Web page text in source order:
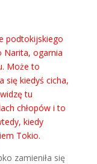
podtokijskiego
Narita, ogarnia
Może to
się kiedyś cicha,
tu
chłopów i to
kiedy
Tokio.
zamieniła się